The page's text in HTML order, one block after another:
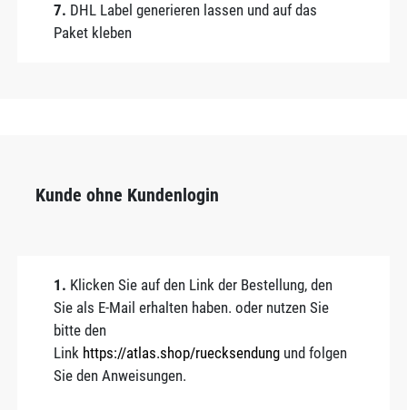
7. DHL Label generieren lassen und auf das
Paket kleben
Kunde ohne Kundenlogin
1. Klicken Sie auf den Link der Bestellung, den
Sie als E-Mail erhalten haben. oder nutzen Sie
bitte den
Link https://atlas.shop/ruecksendung und folgen
Sie den Anweisungen.